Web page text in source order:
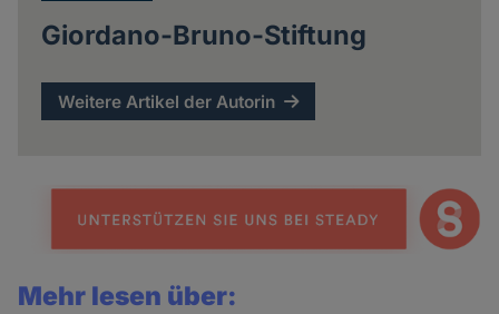
Giordano-Bruno-Stiftung
Weitere Artikel der Autorin
Mehr lesen über: